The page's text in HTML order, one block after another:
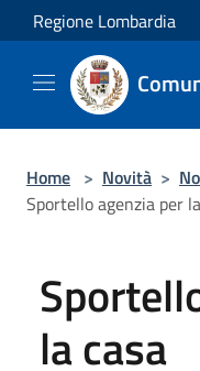
Salta al contenuto principale
Regione Lombardia
Home > Novità >
Sportello agenzia per
la casa